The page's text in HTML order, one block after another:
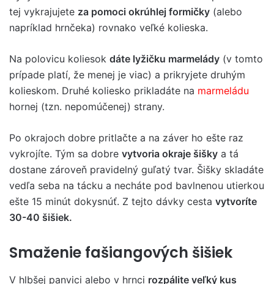
tej vykrajujete za pomoci okrúhlej formičky (alebo
napríklad hrnčeka) rovnako veľké kolieska.
Na polovicu koliesok dáte lyžičku marmelády (v tomto
prípade platí, že menej je viac) a prikryjete druhým
kolieskom. Druhé koliesko prikladáte na marmeládu
hornej (tzn. nepomúčenej) strany.
Po okrajoch dobre pritlačte a na záver ho ešte raz
vykrojíte. Tým sa dobre vytvoria okraje šišky a tá
dostane zároveň pravidelný guľatý tvar. Šišky skladáte
vedľa seba na tácku a necháte pod bavlnenou utierkou
ešte 15 minút dokysnúť. Z tejto dávky cesta vytvoríte
30-40 šišiek.
Smaženie fašiangových šišiek
V hlbšej panvici alebo v hrnci rozpálite veľký kus